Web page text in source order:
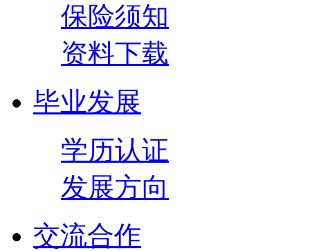
保险须知
资料下载
毕业发展
学历认证
发展方向
交流合作